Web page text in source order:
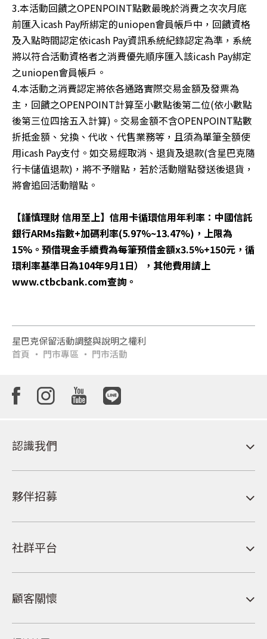
3.本活動回饋之OPENPOINT點數最晚於消費之次次月底
前匯入icash Pay所綁定的uniopen會員帳戶中，回饋資格
及入點時間認定依icash Pay資訊系統紀錄認定為準，系統
將以符合活動資格者之消費優先順序匯入該icash Pay綁定
之uniopen會員帳戶。
4.本活動之消費認定將依各通路實際交易金額及發票為
主，回饋之OPENPOINT計算至小數點後第二位(依小數點
後第三位四捨五入計算)。交易金額不含OPENPOINT點數
折抵金額、兌換、代收、代售業務等，且須為單筆全額使
用icash Pay支付。如交易經取消、退貨及退款(含星巴克隨
行卡儲值退款)，將不予贈點，若於活動贈點發送後退貨，
將會追回活動贈點。
【謹慎理財 信用至上】信用卡循環信用年利率：中國信託
銀行ARMs指數+加碼利率(5.97%~13.47%)，上限為
15%。預借現金手續費為每筆預借金額x3.5%+150元，循
環利率基準日為104年9月1日），其他費用請上
www.ctbcbank.com查詢。
星巴克保留活動調整與說明之權利
首頁
門市專區 門市活動
認識我們
夥伴招募
社群平台
顧客關懷